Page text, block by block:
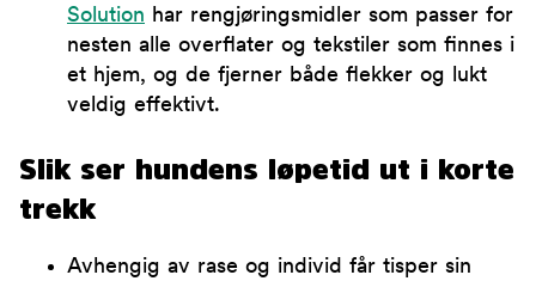
Solution har rengjøringsmidler som passer for
nesten alle overflater og tekstiler som finnes i
et hjem, og de fjerner både flekker og lukt
veldig effektivt.
Slik ser hundens løpetid ut i korte
trekk
Avhengig av rase og individ får tisper sin